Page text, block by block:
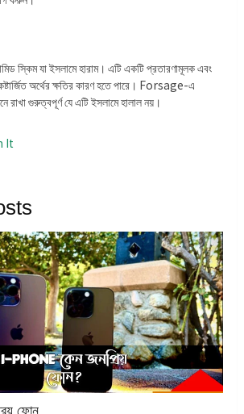
স্কিম যা ইসলামে হারাম। এটি একটি প্রতারণামূলক এবং
অর্থের ক্ষতির কারণ হতে পারে। Forsage-এ
রাখা গুরুত্বপূর্ণ যে এটি ইসলামে হালাল নয়।
It